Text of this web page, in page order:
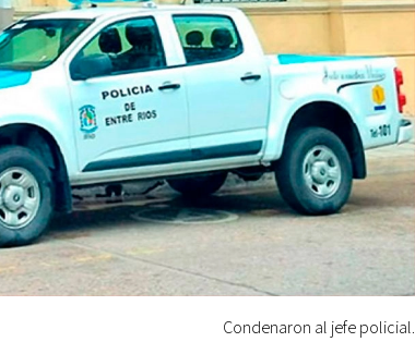
Condenaron al jefe policial.